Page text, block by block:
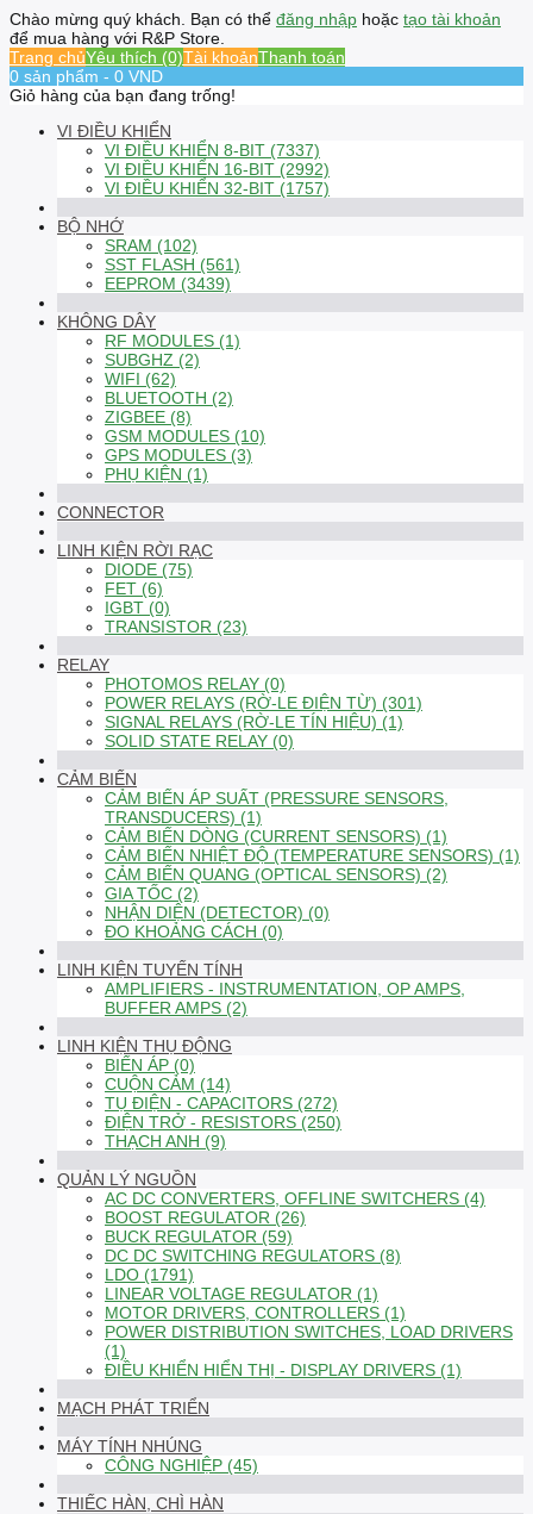
Chào mừng quý khách. Bạn có thể đăng nhập hoặc tạo tài khoản
để mua hàng với R&P Store.
Trang chủYêu thích (0)Tài khoảnThanh toán
0 sản phẩm - 0 VND
Giỏ hàng của bạn đang trống!
VI ĐIỀU KHIỂN
VI ĐIỀU KHIỂN 8-BIT (7337)
VI ĐIỀU KHIỂN 16-BIT (2992)
VI ĐIỀU KHIỂN 32-BIT (1757)
BỘ NHỚ
SRAM (102)
SST FLASH (561)
EEPROM (3439)
KHÔNG DÂY
RF MODULES (1)
SUBGHZ (2)
WIFI (62)
BLUETOOTH (2)
ZIGBEE (8)
GSM MODULES (10)
GPS MODULES (3)
PHỤ KIỆN (1)
CONNECTOR
LINH KIỆN RỜI RẠC
DIODE (75)
FET (6)
IGBT (0)
TRANSISTOR (23)
RELAY
PHOTOMOS RELAY (0)
POWER RELAYS (RỜ-LE ĐIỆN TỪ) (301)
SIGNAL RELAYS (RỜ-LE TÍN HIỆU) (1)
SOLID STATE RELAY (0)
CẢM BIẾN
CẢM BIẾN ÁP SUẤT (PRESSURE SENSORS,
TRANSDUCERS) (1)
CẢM BIẾN DÒNG (CURRENT SENSORS) (1)
CẢM BIẾN NHIỆT ĐỘ (TEMPERATURE SENSORS) (1)
CẢM BIẾN QUANG (OPTICAL SENSORS) (2)
GIA TỐC (2)
NHẬN DIỆN (DETECTOR) (0)
ĐO KHOẢNG CÁCH (0)
LINH KIỆN TUYẾN TÍNH
AMPLIFIERS - INSTRUMENTATION, OP AMPS,
BUFFER AMPS (2)
LINH KIỆN THỤ ĐỘNG
BIẾN ÁP (0)
CUỘN CẢM (14)
TỤ ĐIỆN - CAPACITORS (272)
ĐIỆN TRỞ - RESISTORS (250)
THẠCH ANH (9)
QUẢN LÝ NGUỒN
AC DC CONVERTERS, OFFLINE SWITCHERS (4)
BOOST REGULATOR (26)
BUCK REGULATOR (59)
DC DC SWITCHING REGULATORS (8)
LDO (1791)
LINEAR VOLTAGE REGULATOR (1)
MOTOR DRIVERS, CONTROLLERS (1)
POWER DISTRIBUTION SWITCHES, LOAD DRIVERS
(1)
ĐIỀU KHIỂN HIỂN THỊ - DISPLAY DRIVERS (1)
MẠCH PHÁT TRIỂN
MÁY TÍNH NHÚNG
CÔNG NGHIỆP (45)
THIẾC HÀN, CHÌ HÀN